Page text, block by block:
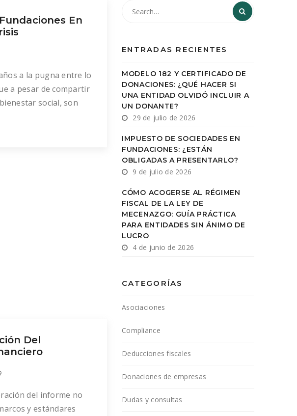
En
a la pugna entre lo
a pesar de compartir
social, son
en las
Del
del informe no
y estándares
ENTRADAS RECIENTES
MODELO 182 Y CERTIFICADO DE
DONACIONES: ¿QUÉ HACER SI
UNA ENTIDAD OLVIDÓ INCLUIR A
UN DONANTE?
29 de julio de 2026
IMPUESTO DE SOCIEDADES EN
FUNDACIONES: ¿ESTÁN
OBLIGADAS A PRESENTARLO?
9 de julio de 2026
CÓMO ACOGERSE AL RÉGIMEN
FISCAL DE LA LEY DE
MECENAZGO: GUÍA PRÁCTICA
PARA ENTIDADES SIN ÁNIMO DE
LUCRO
4 de junio de 2026
CATEGORÍAS
Asociaciones
Compliance
Deducciones fiscales
Donaciones de empresas
Dudas y consultas